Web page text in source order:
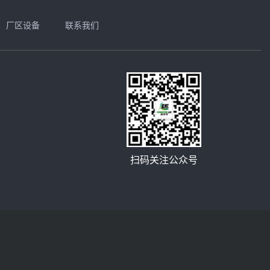
厂区设备 联系我们
扫码关注公众号